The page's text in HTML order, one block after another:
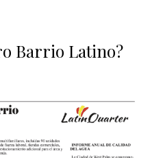
Barrio Latino?